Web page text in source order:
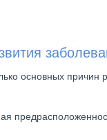
основных причин